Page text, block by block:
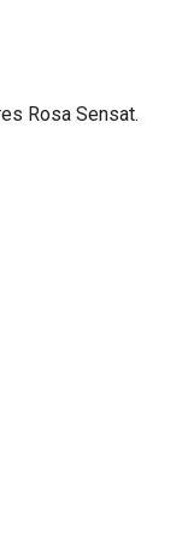
Rosa Sensat.